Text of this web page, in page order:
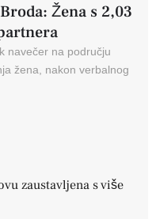
Žena s 2,03
navečer na području
žena, nakon verbalnog